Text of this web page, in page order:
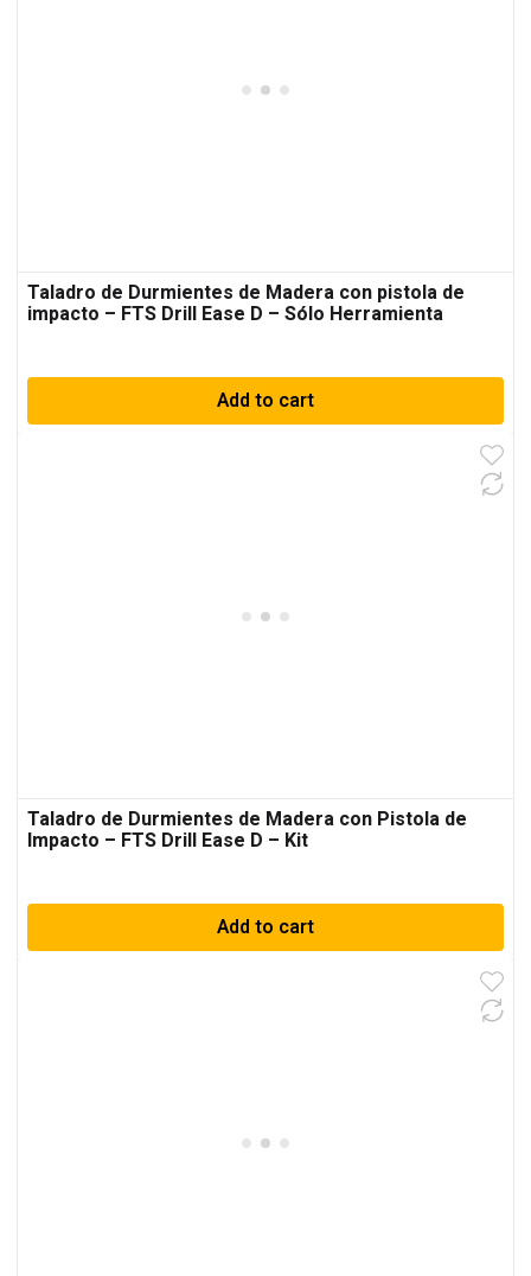
Taladro de Durmientes de Madera con pistola de
impacto – FTS Drill Ease D – Sólo Herramienta
Add to cart
Taladro de Durmientes de Madera con Pistola de
Impacto – FTS Drill Ease D – Kit
Add to cart